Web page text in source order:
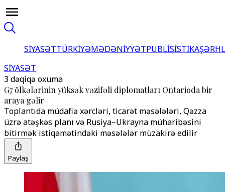
SİYASƏTTÜRKİYƏMƏDƏNİYYƏTPUBLİSİSTİKA
SİYASƏT
3 dəqiqə oxuma
G7 ölkələrinin yüksək vəzifəli diplomatları Ontarioda bir
araya gəlir
Toplantıda müdafiə xərcləri, ticarət məsələləri, Qəzza
üzrə atəşkəs planı və Rusiya–Ukrayna müharibəsini
bitirmək istiqamətindəki məsələlər müzakirə edilir
Paylaş